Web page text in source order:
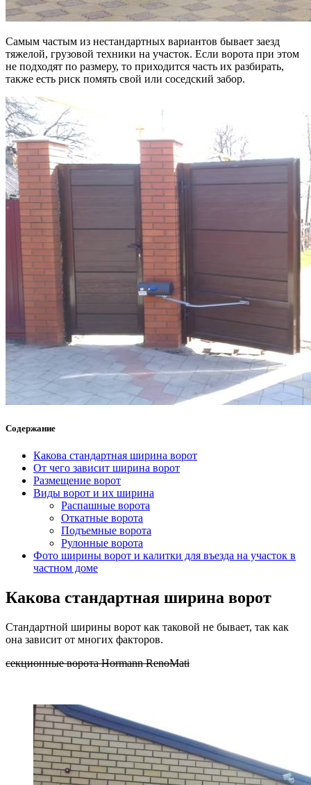
Самым частым из нестандартных вариантов бывает заезд
тяжелой, грузовой техники на участок. Если ворота при этом
не подходят по размеру, то приходится часть их разбирать,
также есть риск помять свой или соседский забор.
Содержание
Какова стандартная ширина ворот
От чего зависит ширина ворот
Размещение ворот
Виды ворот и их ширина
Распашные ворота
Откатные ворота
Подъемные ворота
Рулонные ворота
Фото ширины ворот и калитки для въезда на участок в
частном доме
Какова стандартная ширина ворот
Стандартной ширины ворот как таковой не бывает, так как
она зависит от многих факторов.
секционные ворота Hormann RenoMati